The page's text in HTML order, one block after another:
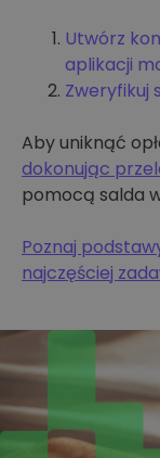
Utwórz
aplikacji
Zweryfikuj
Aby uniknąć
dokonując
pomocą salda
Poznaj
najczęściej